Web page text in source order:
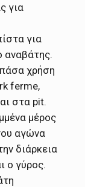
για
για
αναβάτης.
χρήση
ferme,
στα pit.
μέρος
αγώνα
διάρκεια
ο γύρος.